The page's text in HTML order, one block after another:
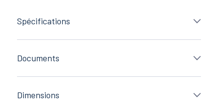
Spécifications
Documents
Dimensions